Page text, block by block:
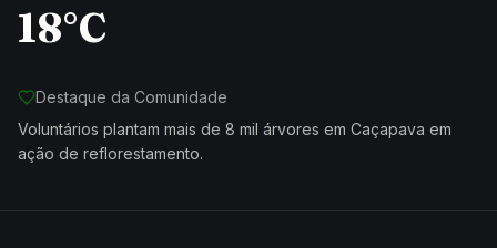
18°C
Destaque da Comunidade
Voluntários plantam mais de 8 mil árvores em Caçapava em
ação de reflorestamento.